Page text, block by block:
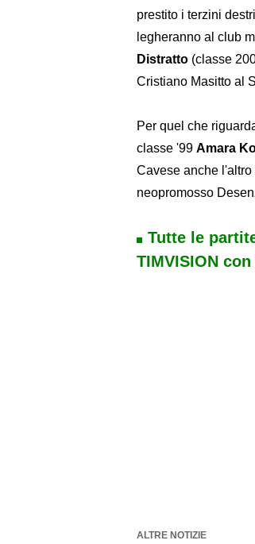
prestito i terzini destri
legheranno al club
Distratto (classe
Cristiano Masitto al
Per quel che
classe '99 Amara
Cavese anche l'altro
neopromosso
Tutte le
TIMVISION con
ALTRE NOTIZIE